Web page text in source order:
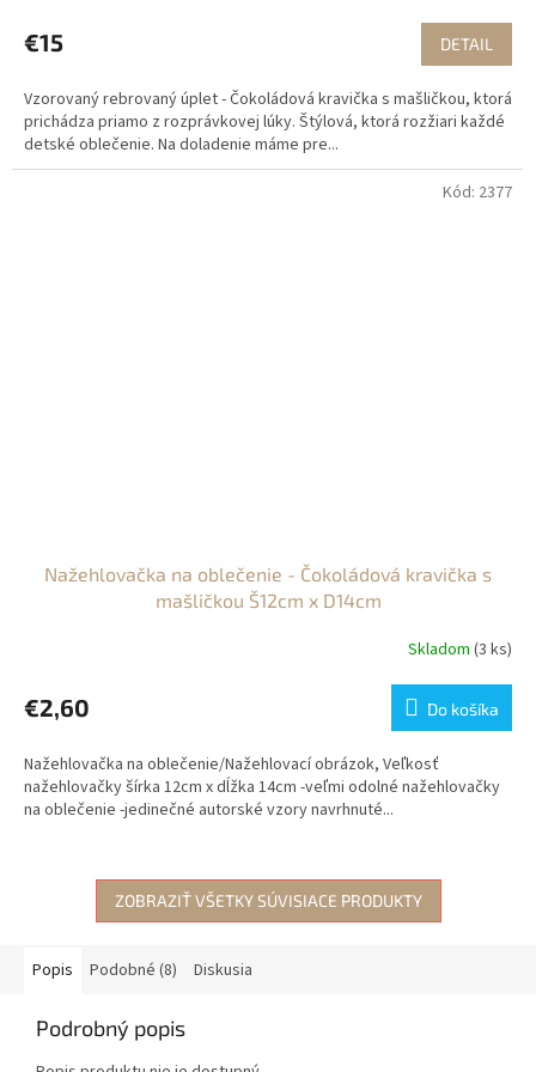
€15 DETAIL
Vzorovaný rebrovaný úplet - Čokoládová kravička s mašličkou, ktorá
prichádza priamo z rozprávkovej lúky. Štýlová, ktorá rozžiari každé
detské oblečenie. Na doladenie máme pre...
Nažehlovačka na oblečenie - Čokoládová kravička s
mašličkou Š12cm x D14cm
Skladom (3 ks)
€2,60 Do košíka
Nažehlovačka na oblečenie/Nažehlovací obrázok, Veľkosť
nažehlovačky šírka 12cm x dĺžka 14cm -veľmi odolné nažehlovačky
na oblečenie -jedinečné autorské vzory navrhnuté...
Kód: 2377
ZOBRAZIŤ VŠETKY SÚVISIACE PRODUKTY
Popis Podobné (8) Diskusia
Podrobný popis